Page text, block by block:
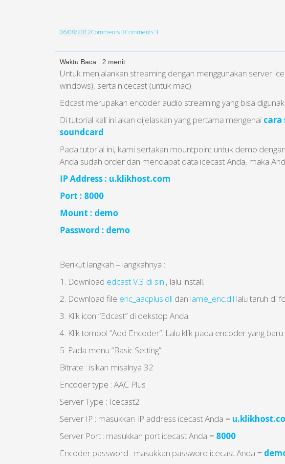
06/08/2012Comments 3Comments 3
Waktu Baca : 2 menit
Untuk menjalankan streaming dengan menggunakan server
windows), serta nicecast (untuk mac).
Edcast merupakan encoder audio streaming yang bisa
Di tutorial kali ini akan dijelaskan yang pertama mengenai cara
soundcard.
Pada tutorial ini, kami sertakan mountpoint untuk demo
Anda sudah order dan mendapat data icecast Anda, maka
IP Address : u.klikhost.com
Port : 8000
Mount : demo
Password : demo
Berikut langkah – langkahnya :
1. Download edcast V.3 di sini, lalu install.
2. Download file enc_aacplus.dll dan lame_enc.dll lalu taruh di
3. Klik icon “Edcast” di dekstop Anda.
4. Klik tombol “Add Encoder”. Lalu klik pada encoder yang
5. Pada menu “Basic Setting” :
Bitrate : isikan misalnya 32
Encoder type : AAC Plus
Server Type : Icecast2
Server IP : masukkan IP address icecast Anda =
Server Port : masukkan port icecast Anda = 8000
Encoder password : masukkan password icecast Anda =